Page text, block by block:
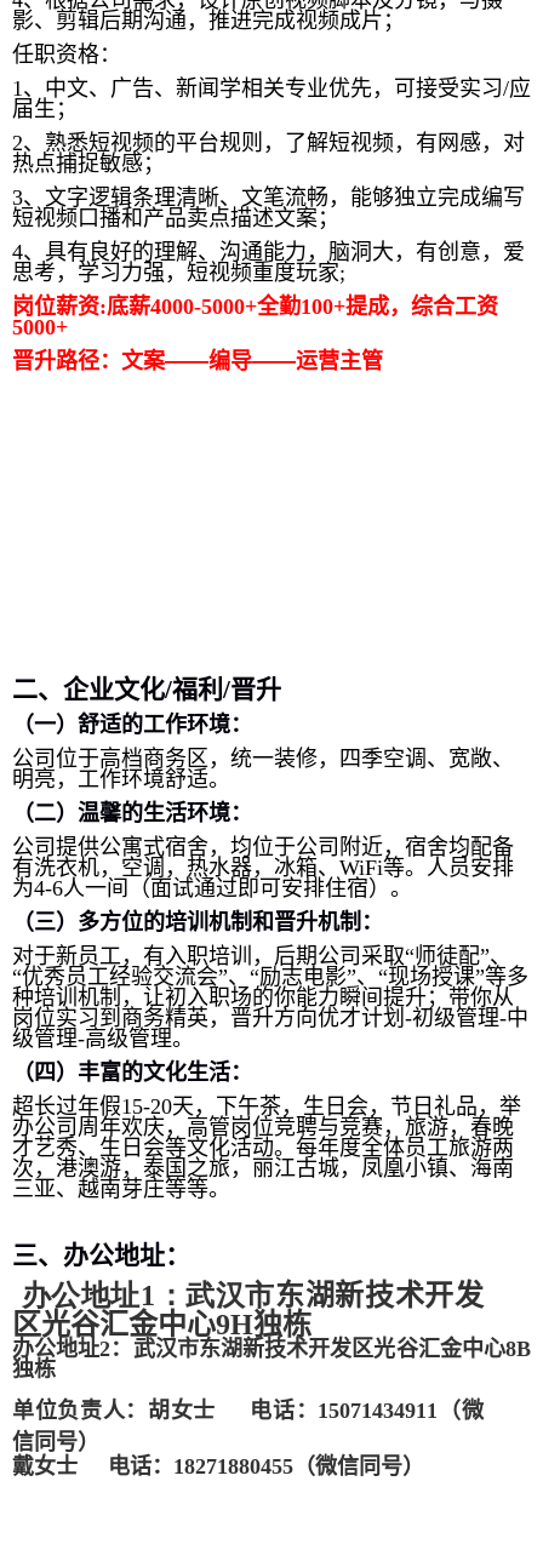
影、剪辑后期沟通，推进完成视频成片；
任职资格：
1 、 中文、广告、新闻学相关专业优先，可接受实习/应
届生；
2、 熟悉短视频的平台规则，了解短视频，有网感，对
热点捕捉敏感；
3、 文字逻辑条理清晰、文笔流畅，能够独立完成编写
短视频口播和产品卖点描述文案；
4、 具有良好的理解、沟通能力，脑洞大，有创意，爱
思考，学习力强，短视频重度玩家;
岗位薪资:底薪4000-5000+全勤100+提成，综合工资
5000+
晋升路径：文案——编导——运营主管
二、企业文化/福利 /晋升
（一）舒适的工作环境：
公司位于高档商务区，统一装修，四季空调、宽敞、
明亮，工作环境舒适。
（二）温馨的生活环境：
公司提供公寓式宿舍，均位于公司附近，宿舍均配备
有洗衣机，空调，热水器，冰箱、 WiFi等。人员安排
为4-6人一间（面试通过即可安排住宿）。
（三）多方位的培训机制和晋升机制：
对于新员工，有入职培训，后期公司采取“师徒配”、
“优秀员工经验交流会”、“励志电影”、“现场授课”等多
种培训机制，让初入职场的你能力瞬间提升；带你从
岗位实习到商务精英，晋升方向优才计划 -初级管理-中
级管理-高级管理。
（四）丰富的文化生活：
超长过年假15-20天，下午茶，生日会，节日礼品，举
办公司周年欢庆，高管岗位竞聘与竞赛，旅游，春晚
才艺秀、生日会等文化活动。每年度全体员工旅游两
次，港澳游，泰国之旅，丽江古城，凤凰小镇、海南
三亚、越南芽庄等等。
三、办公地址：
办公地址1 ：武汉市东湖新技术开发
区光谷汇金中心9H独栋
办公地址2：武汉市东湖新技术开发区光谷汇金中心8B
独栋
单位负责人：胡女士 电话： 15071434911
（微
信同号）
戴女士 电话： 18271880455 （微信同号）